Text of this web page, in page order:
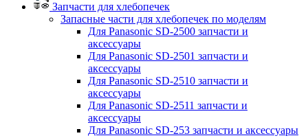
Запчасти для хлебопечек
Запасные части для хлебопечек по моделям
Для Panasonic SD-2500 запчасти и
аксессуары
Для Panasonic SD-2501 запчасти и
аксессуары
Для Panasonic SD-2510 запчасти и
аксессуары
Для Panasonic SD-2511 запчасти и
аксессуары
Для Panasonic SD-253 запчасти и аксессуары